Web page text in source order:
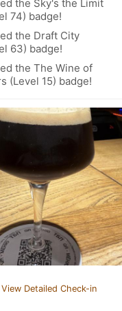
the Sky's the Limit
74) badge!
the Draft City
63) badge!
the The Wine of
(Level 15) badge!
View Detailed Check-in